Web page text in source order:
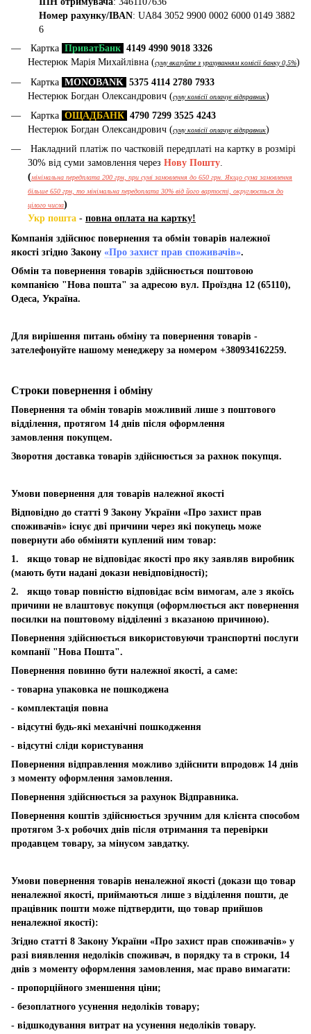
Номер рахунку/IBAN: UA84 3052 9900 0002 6000 0149 3882
6
Картка ПриватБанк 4149 4990 9018 3326
Нестерюк Марія Михайлівна (суму вказуйте з урахуванням комісії банку 0,5%)
Картка MONOBANK 5375 4114 2780 7933
Нестерюк Богдан Олександрович (суму комісії оплачує відправник)
Картка ОЩАДБАНК 4790 7299 3525 4243
Нестерюк Богдан Олександрович (суму комісії оплачує відправник)
Накладний платіж по частковій передплаті на картку в розмірі
30% від суми замовлення через Нову Пошту.
(мінімальна передплата 200 грн, при сумі замовлення до 650 грн. Якщо сума замовлення
більше 650 грн, то мінімальна передоплата 30% від його вартості, округлюється до
цілого числа)
Укр пошта - повна оплата на картку!
Компанія здійснює повернення та обмін товарів належної
якості згідно Закону «Про захист прав споживачів».
Обмін та повернення товарів здійснюється поштовою
компанією "Нова пошта" за адресою вул. Проїздна 12 (65110),
Одеса, Україна.
Для вирішення питань обміну та повернення товарів -
зателефонуйте нашому менеджеру за номером +380934162259.
Строки повернення і обміну
Повернення та обмін товарів можливий лише з поштового
відділення, протягом 14 днів після оформлення
замовлення покупцем.
Зворотня доставка товарів здійснюється за рахнок покупця.
Умови повернення для товарів належної якості
Відповідно до статті 9 Закону України «Про захист прав
споживачів» існує дві причини через які покупець може
повернути або обміняти куплений ним товар:
1. якщо товар не відповідає якості про яку заявляв виробник
(мають бути надані докази невідповідності);
2. якщо товар повністю відповідає всім вимогам, але з якоїсь
причини не влаштовує покупця (оформлюється акт повернення
посилки на поштовому відділенні з вказаною причиною).
Повернення здійснюється використовуючи транспортні послуги
компанії "Нова Пошта".
Повернення повинно бути належної якості, а саме:
- товарна упаковка не пошкоджена
- комплектація повна
- відсутні будь-які механічні пошкодження
- відсутні сліди користування
Повернення відправлення можливо здійснити впродовж 14 днів
з моменту оформлення замовлення.
Повернення здійснюється за рахунок Відправника.
Повернення коштів здійснюється зручним для клієнта способом
протягом 3-х робочих днів після отримання та перевірки
продавцем товару, за мінусом завдатку.
Умови повернення товарів неналежної якості (докази що товар
неналежної якості, приймаються лише з відділення пошти, де
працівник пошти може підтвердити, що товар прийшов
неналежної якості):
Згідно статті 8 Закону України «Про захист прав споживачів» у
разі виявлення недоліків споживач, в порядку та в строки, 14
днів з моменту оформлення замовлення, має право вимагати:
- пропорційного зменшення ціни;
- безоплатного усунення недоліків товару;
- відшкодування витрат на усунення недоліків товару.